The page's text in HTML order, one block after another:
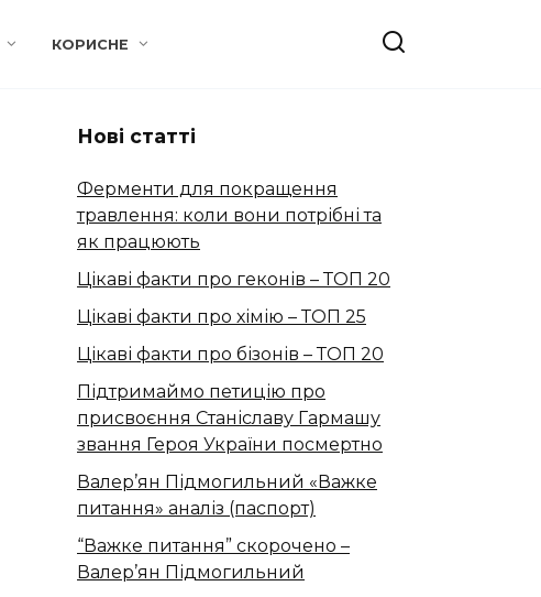
КОРИСНЕ
Нові статті
Ферменти для покращення
травлення: коли вони потрібні та
як працюють
Цікаві факти про геконів – ТОП 20
Цікаві факти про хімію – ТОП 25
Цікаві факти про бізонів – ТОП 20
Підтримаймо петицію про
присвоєння Станіславу Гармашу
звання Героя України посмертно
Валер’ян Підмогильний «Важке
питання» аналіз (паспорт)
“Важке питання” скорочено –
Валер’ян Підмогильний